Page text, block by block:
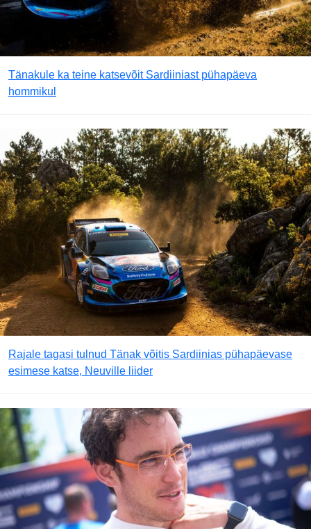
Tänakule ka teine katsevõit Sardiiniast pühapäeva
hommikul
Rajale tagasi tulnud Tänak võitis Sardiinias pühapäevase
esimese katse, Neuville liider